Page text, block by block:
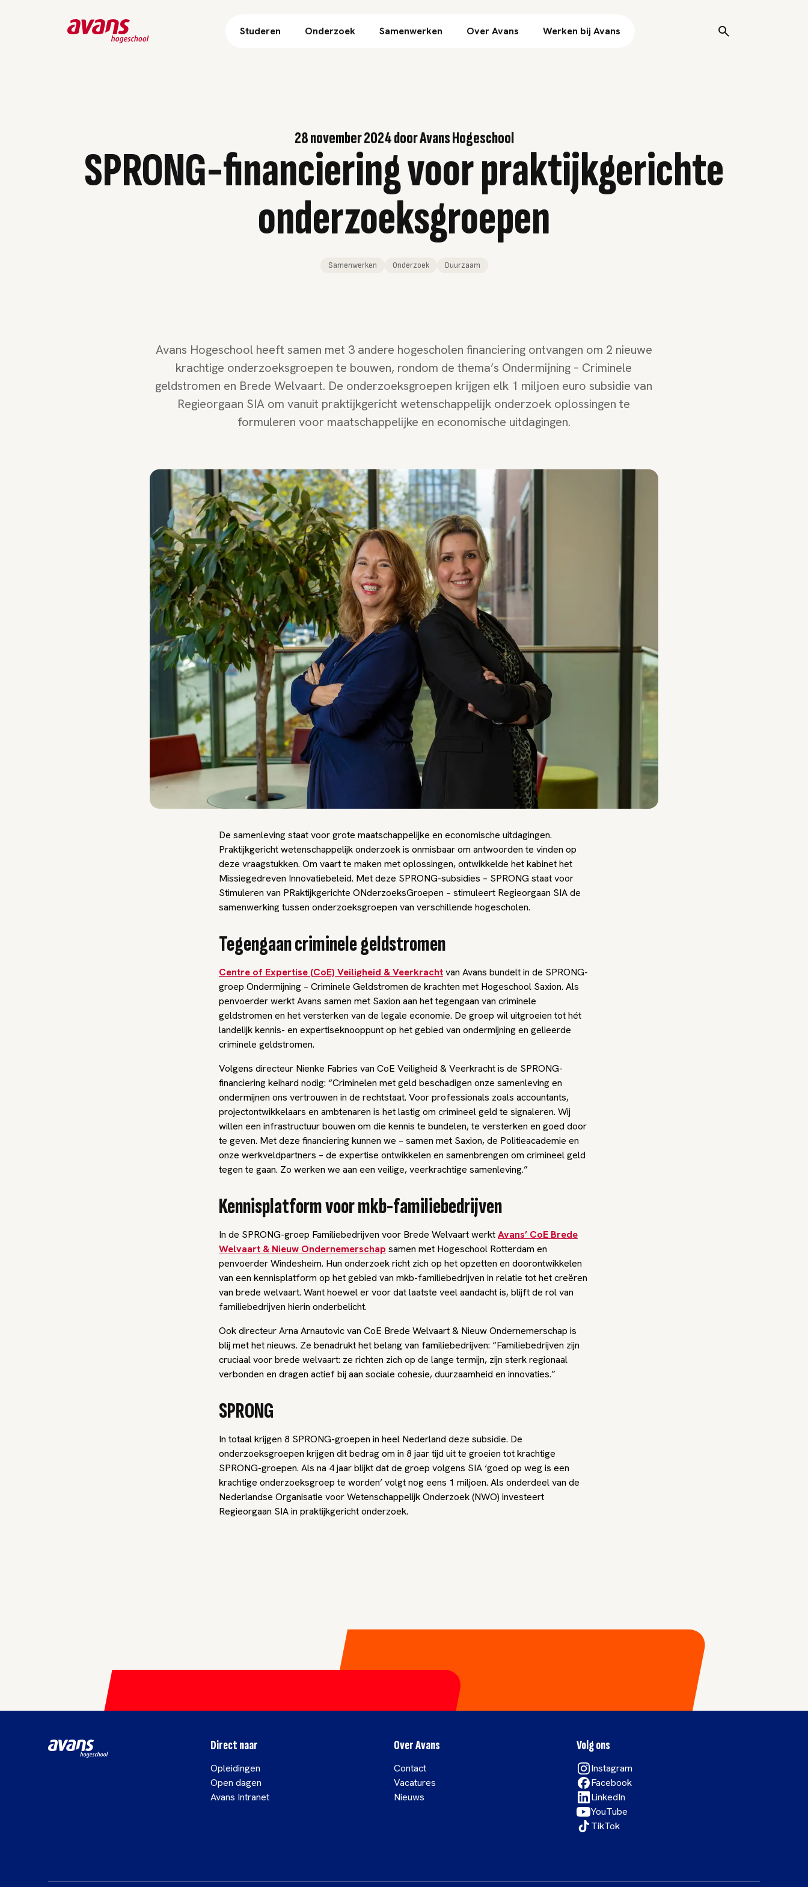
Direct naar inhoud
Studeren Onderzoek Samenwerken Over Avans Werken bij Avans
28 november 2024doorAvans Hogeschool
SPRONG-financiering voor praktijkgerichte
onderzoeksgroepen
Samenwerken Onderzoek Duurzaam
Avans Hogeschool heeft samen met 3 andere hogescholen financiering ontvangen om 2 nieuwe
krachtige onderzoeksgroepen te bouwen, rondom de thema’s Ondermijning – Criminele
geldstromen en Brede Welvaart. De onderzoeksgroepen krijgen elk 1 miljoen euro subsidie van
Regieorgaan SIA om vanuit praktijkgericht wetenschappelijk onderzoek oplossingen te
formuleren voor maatschappelijke en economische uitdagingen.
De samenleving staat voor grote maatschappelijke en economische uitdagingen.
Praktijkgericht wetenschappelijk onderzoek is onmisbaar om antwoorden te vinden op
deze vraagstukken. Om vaart te maken met oplossingen, ontwikkelde het kabinet het
Missiegedreven Innovatiebeleid. Met deze SPRONG-subsidies – SPRONG staat voor
Stimuleren van PRaktijkgerichte ONderzoeksGroepen – stimuleert Regieorgaan SIA de
samenwerking tussen onderzoeksgroepen van verschillende hogescholen.
Tegengaan criminele geldstromen
Centre of Expertise (CoE) Veiligheid & Veerkrachtvan Avans bundelt in de SPRONG-
groep Ondermijning – Criminele Geldstromen de krachten met Hogeschool Saxion. Als
penvoerder werkt Avans samen met Saxion aan het tegengaan van criminele
geldstromen en het versterken van de legale economie. De groep wil uitgroeien tot hét
landelijk kennis- en expertiseknooppunt op het gebied van ondermijning en gelieerde
criminele geldstromen.
Volgens directeur Nienke Fabries van CoE Veiligheid & Veerkracht is de SPRONG-
financiering keihard nodig: “Criminelen met geld beschadigen onze samenleving en
ondermijnen ons vertrouwen in de rechtstaat. Voor professionals zoals accountants,
projectontwikkelaars en ambtenaren is het lastig om crimineel geld te signaleren. Wij
willen een infrastructuur bouwen om die kennis te bundelen, te versterken en goed door
te geven. Met deze financiering kunnen we – samen met Saxion, de Politieacademie en
onze werkveldpartners – de expertise ontwikkelen en samenbrengen om crimineel geld
tegen te gaan. Zo werken we aan een veilige, veerkrachtige samenleving.”
Kennisplatform voor mkb-familiebedrijven
In de SPRONG-groep Familiebedrijven voor Brede Welvaart werktAvans’ CoE Brede
Welvaart & Nieuw Ondernemerschap samen met Hogeschool Rotterdam en
penvoerder Windesheim. Hun onderzoek richt zich op het opzetten en doorontwikkelen
van een kennisplatform op het gebied van mkb-familiebedrijven in relatie tot het creëren
van brede welvaart. Want hoewel er voor dat laatste veel aandacht is, blijft de rol van
familiebedrijven hierin onderbelicht.
Ook directeur Arna Arnautovic van CoE Brede Welvaart & Nieuw Ondernemerschap is
blij met het nieuws. Ze benadrukt het belang van familiebedrijven: “Familiebedrijven zijn
cruciaal voor brede welvaart: ze richten zich op de lange termijn, zijn sterk regionaal
verbonden en dragen actief bij aan sociale cohesie, duurzaamheid en innovaties.”
SPRONG
In totaal krijgen 8 SPRONG-groepen in heel Nederland deze subsidie. De
onderzoeksgroepen krijgen dit bedrag om in 8 jaar tijd uit te groeien tot krachtige
SPRONG-groepen. Als na 4 jaar blijkt dat de groep volgens SIA ‘goed op weg is een
krachtige onderzoeksgroep te worden’ volgt nog eens 1 miljoen. Als onderdeel van de
Nederlandse Organisatie voor Wetenschappelijk Onderzoek (NWO) investeert
Regieorgaan SIA in praktijkgericht onderzoek.
Direct naar
Opleidingen
Open dagen
Avans Intranet
Over Avans
Contact
Vacatures
Nieuws
Volg ons
Instagram
Facebook
LinkedIn
YouTube
TikTok